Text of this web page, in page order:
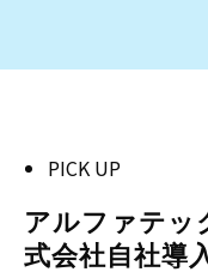
PICK UP
アルファテッ
式会社自社導